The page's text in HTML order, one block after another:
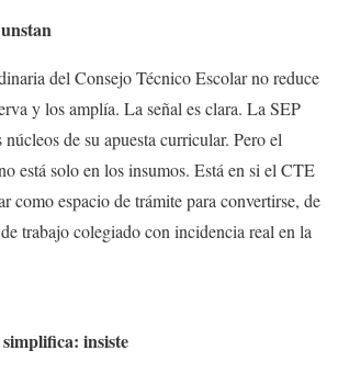
del Consejo Técnico Escolar no reduce
y los amplía. La señal es clara. La SEP
de su apuesta curricular. Pero el
está solo en los insumos. Está en si el CTE
como espacio de trámite para convertirse, de
trabajo colegiado con incidencia real en la
insiste